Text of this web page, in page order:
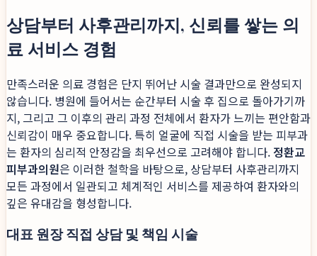
상담부터 사후관리까지, 신뢰를 쌓는 의
료 서비스 경험
만족스러운 의료 경험은 단지 뛰어난 시술 결과만으로 완성되지
않습니다. 병원에 들어서는 순간부터 시술 후 집으로 돌아가기까
지, 그리고 그 이후의 관리 과정 전체에서 환자가 느끼는 편안함과
신뢰감이 매우 중요합니다. 특히 얼굴에 직접 시술을 받는 피부과
는 환자의 심리적 안정감을 최우선으로 고려해야 합니다. 정환교
피부과의원은 이러한 철학을 바탕으로, 상담부터 사후관리까지
모든 과정에서 일관되고 체계적인 서비스를 제공하여 환자와의
깊은 유대감을 형성합니다.
대표 원장 직접 상담 및 책임 시술